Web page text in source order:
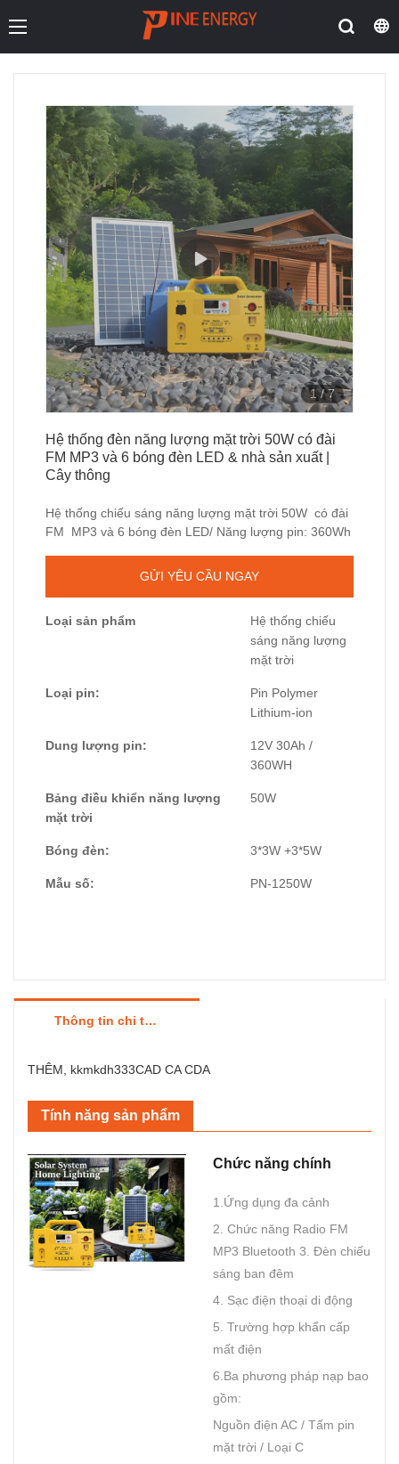
1/7
Hệ thống đèn năng lượng mặt trời 50W có đài
FM MP3 và 6 bóng đèn LED & nhà sản xuất |
Cây thông
Hệ thống chiếu sáng năng lượng mặt trời 50W có đài
FM MP3 và 6 bóng đèn LED/ Năng lượng pin: 360Wh
GỬI YÊU CẦU NGAY
Loại sản phẩm
Hệ thống chiếu
sáng năng lượng
mặt trời
Loại pin:
Pin Polymer
Lithium-ion
Dung lượng pin:
12V 30Ah /
360WH
Bảng điều khiển năng lượng
mặt trời
50W
Bóng đèn: 3*3W +3*5W
Mẫu số: PN-1250W
Thông tin chi tiết sản phẩm
THÊM, kkmkdh333CAD CA CDA
Tính năng sản phẩm
Chức năng chính
1.Ứng dụng đa cảnh
2. Chức năng Radio FM
MP3 Bluetooth 3. Đèn chiếu
sáng ban đêm
4. Sạc điện thoại di động
5. Trường hợp khẩn cấp
mất điện
6.Ba phương pháp nạp bao
gồm:
Nguồn điện AC / Tấm pin
mặt trời / Loại C